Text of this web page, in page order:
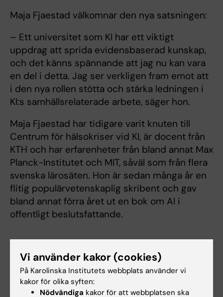
Maja Fjaestad välkomnar den nya satsningen:
– Ett universitet som KI har ett viktigt
uppdrag att sprida evidensbaserad kunskap,
och det känns spännande att jag nu kan vara
en del i detta. Jag ser verkligen fram emot att
i den nya rollen stötta och stärka ledningen i
KI:s samhällsrelaterade arbete, säger hon.
Maja Fjaestad har tidigare varit knuten till
Centrum för hälsokriser vid KI, är docent från
KTH och har erfarenheter från bland annat Max
Planck-Institutet och MIT, såväl som från flera
svenska lärosäten. Hon är sedan många år en
flitig populärvetenskaplig skribent och gav
bland annat förra året ut en bok om AI i
offentligt beslutsfattande.
Tags
Uppdaterad av:
Vi använder kakor (cookies)
På Karolinska Institutets webbplats använder vi
kakor för olika syften:
Nödvändiga kakor för att webbplatsen ska